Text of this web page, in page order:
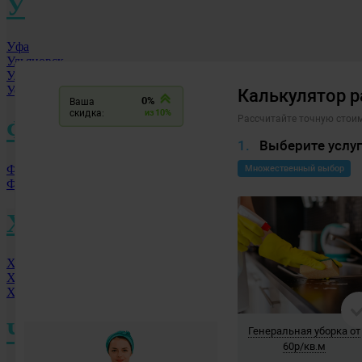
У
Уфа
Ульяновск
Улан-Удэ
Уссурийск
Ф
Фролово
Фрязино
Х
Хабаровск
Ханты-Мансийск
Химки МО
Ч